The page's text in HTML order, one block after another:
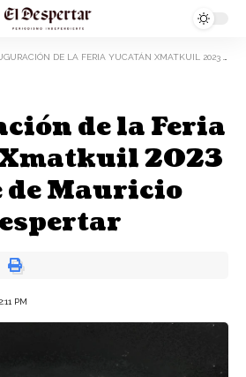
DE LA FERIA YUCATÁN XMATKUIL 2023 POR PARTE DE MAURICIO VILA – ELDESPERTAR
de la Feria
2023
de Mauricio
PM